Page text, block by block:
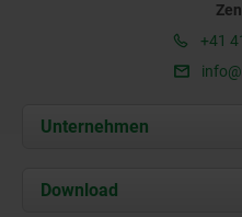
+41
Unternehmen
Über uns
Download